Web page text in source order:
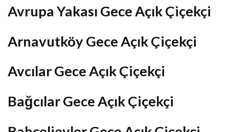
Avrupa Yakası Gece Açık Çiçekçi
Arnavutköy Gece Açık Çiçekçi
Avcılar Gece Açık Çiçekçi
Bağcılar Gece Açık Çiçekçi